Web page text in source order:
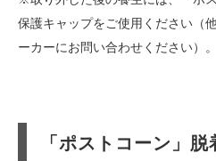
保護キャップをご使用ください（
ーカーにお問い合わせください）。
「ポストコーン」